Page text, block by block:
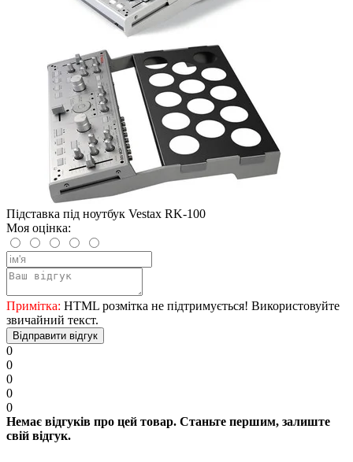
Підставка під ноутбук Vestax RK-100
Моя оцінка:
Примітка: HTML розмітка не підтримується! Використовуйте
звичайний текст.
Відправити відгук
0
0
0
0
0
Немає відгуків про цей товар. Станьте першим, залиште
свій відгук.